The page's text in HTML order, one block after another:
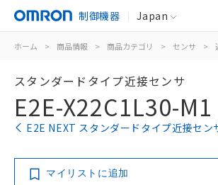
制御機器 Japan
ホーム > 商品情報 > 商品カテゴリ > センサ >
スタンダードタイプ近接センサ
E2E-X22C1L30-M1
E2E NEXT スタンダードタイプ近接セン
マイリストに追加